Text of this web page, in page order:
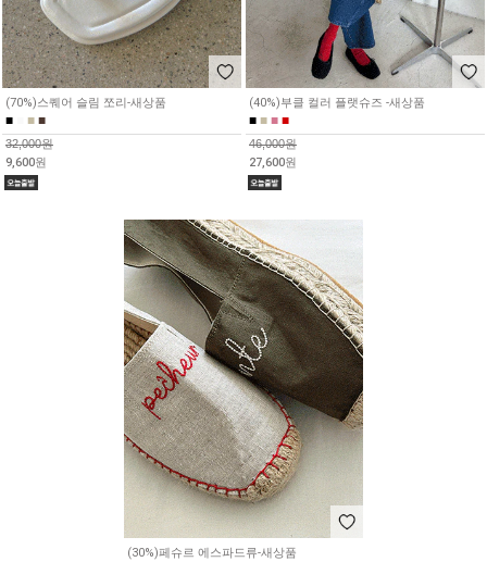
(70%)스퀘어 슬림 쪼리-새상품
■ ■ ■
32,000원
9,600원
(40%)부클 컬러 플랫슈즈 -새상품
■ ■ ■ ■
46,000원
27,600원
(30%)페슈르 에스파드류-새상품